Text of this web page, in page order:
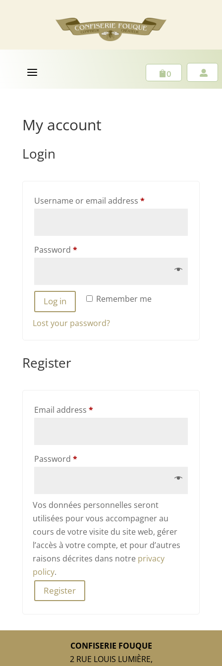
a 0 
My account
Login
Username or email address *Required
Password *Required
Remember me
Log in
Lost your password?
Register
Email address *Required
Password *Required
Vos données personnelles seront
utilisées pour vous accompagner au
cours de votre visite du site web, gérer
l’accès à votre compte, et pour d’autres
raisons décrites dans notre privacy
policy.
Register
CONFISERIE FOUQUE
2 RUE LOUIS LUMIÈRE,